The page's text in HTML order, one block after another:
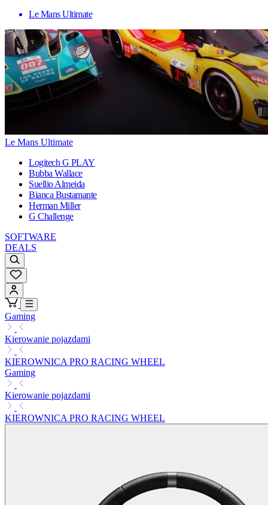
Le Mans Ultimate
Le Mans Ultimate
Logitech G PLAY
Bubba Wallace
Suellio Almeida
Bianca Bustamante
Herman Miller
G Challenge
SOFTWARE
DEALS
Gaming
Kierowanie pojazdami
KIEROWNICA PRO RACING WHEEL
Gaming
Kierowanie pojazdami
KIEROWNICA PRO RACING WHEEL